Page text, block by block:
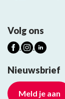
Volg ons
Nieuwsbrief
Meld je aan